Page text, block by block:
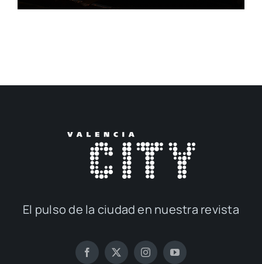
El pul­so de la ciu­dad en nues­tra revis­ta